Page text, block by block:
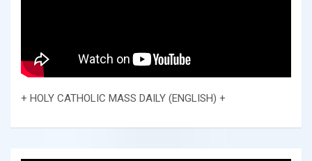
+ HOLY CATHOLIC MASS DAILY (ENGLISH) +